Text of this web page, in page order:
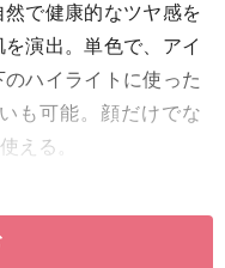
で健康的なツヤ感を
演出。単色で、アイ
ハイライトに使った
も可能。顔だけでな
える。
下） ～ロマンティッ